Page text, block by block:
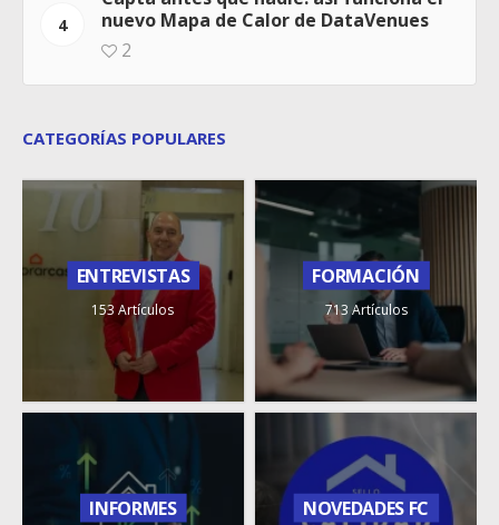
4
nuevo Mapa de Calor de DataVenues
2
CATEGORÍAS POPULARES
ENTREVISTAS
153 Artículos
FORMACIÓN
713 Artículos
INFORMES NOVEDADES FC